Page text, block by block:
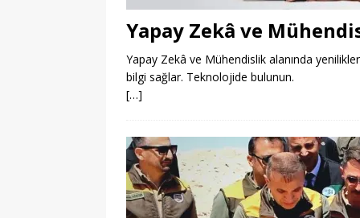
Yapay Zekâ ve
Yapay Zekâ ve Mühendislik alanında
bilgi sağlar. Teknolojide bulunun.
[…]